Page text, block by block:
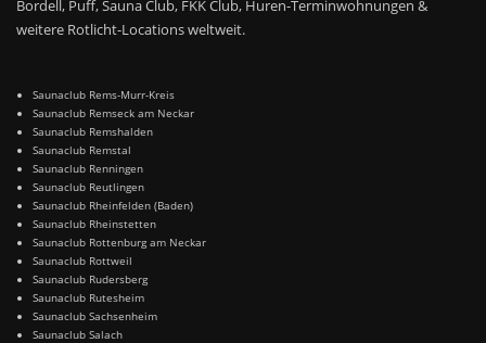
Bordell, Puff, Sauna Club, FKK Club, Huren-Terminwohnungen &
weitere Rotlicht-Locations weltweit.
Saunaclub Rems-Murr-Kreis
Saunaclub Remseck am Neckar
Saunaclub Remshalden
Saunaclub Remstal
Saunaclub Renningen
Saunaclub Reutlingen
Saunaclub Rheinfelden (Baden)
Saunaclub Rheinstetten
Saunaclub Rottenburg am Neckar
Saunaclub Rottweil
Saunaclub Rudersberg
Saunaclub Rutesheim
Saunaclub Sachsenheim
Saunaclub Salach